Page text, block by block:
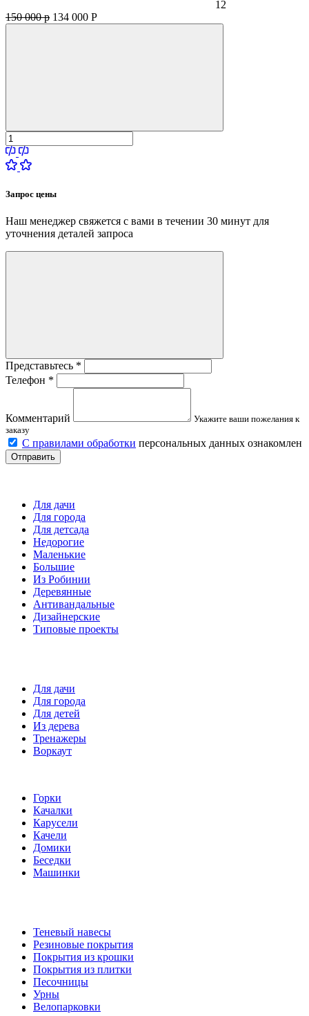
12
150 000 р 134 000 Р
Запрос цены
Наш менеджер свяжется с вами в течении 30 минут для
уточнения деталей запроса
Представьтесь *
Телефон *
Комментарий
Укажите ваши пожелания к
заказу
С правилами обработки персональных данных ознакомлен
Отправить
Для дачи
Для города
Для детсада
Недорогие
Маленькие
Большие
Из Робинии
Деревянные
Антивандальные
Дизайнерские
Типовые проекты
Для дачи
Для города
Для детей
Из дерева
Тренажеры
Воркаут
Горки
Качалки
Карусели
Качели
Домики
Беседки
Машинки
Теневый навесы
Резиновые покрытия
Покрытия из крошки
Покрытия из плитки
Песочницы
Урны
Велопарковки